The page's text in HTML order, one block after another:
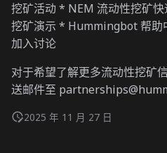
挖矿活动 * NEM 流动性挖矿
挖矿演示 * Hummingbot 帮助
加入讨论
对于希望了解更多流动性挖矿
送邮件至
2025 年 11 月 27 日